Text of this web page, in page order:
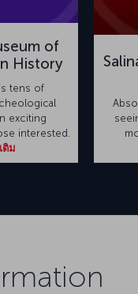
of
History
tens of
exciting
interested.
ติม